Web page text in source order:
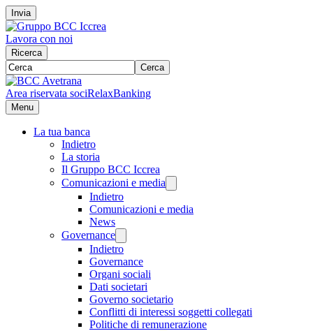
Invia
Lavora con noi
Ricerca
Cerca
Area riservata sociRelaxBanking
Menu
La tua banca
Indietro
La storia
Il Gruppo BCC Iccrea
Comunicazioni e media
Indietro
Comunicazioni e media
News
Governance
Indietro
Governance
Organi sociali
Dati societari
Governo societario
Conflitti di interessi soggetti collegati
Politiche di remunerazione